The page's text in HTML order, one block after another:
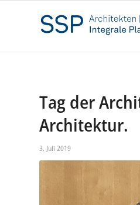
Tag der
Architektur.
3. Juli 2019